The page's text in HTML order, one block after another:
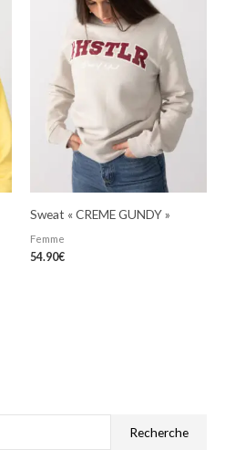
Recherche
Sweat « CREME GUNDY »
Femme
54.90€